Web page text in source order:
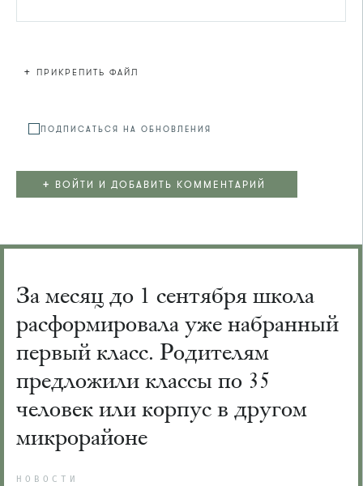
+ ПРИКРЕПИТЬ ФАЙЛ
ПОДПИСАТЬСЯ НА ОБНОВЛЕНИЯ
+ ВОЙТИ И ДОБАВИТЬ КОММЕНТАРИЙ
За месяц до 1 сентября школа
расформировала уже набранный
первый класс. Родителям
предложили классы по 35
человек или корпус в другом
микрорайоне
НОВОСТИ